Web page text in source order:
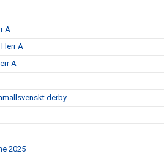
A
A
A
derby
2025